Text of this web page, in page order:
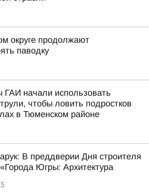
округе продолжают
паводку
ГАИ начали использовать
чтобы ловить подростков
в Тюменском районе
В преддверии Дня строителя
Югры: Архитектура